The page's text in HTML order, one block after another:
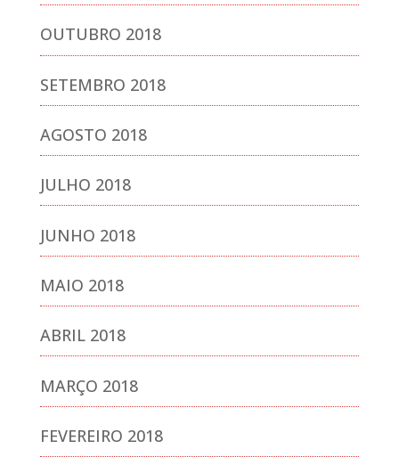
OUTUBRO 2018
SETEMBRO 2018
AGOSTO 2018
JULHO 2018
JUNHO 2018
MAIO 2018
ABRIL 2018
MARÇO 2018
FEVEREIRO 2018